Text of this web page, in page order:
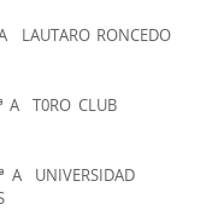
RONCEDO
A T0RO CLUB
A UNIVERSIDAD